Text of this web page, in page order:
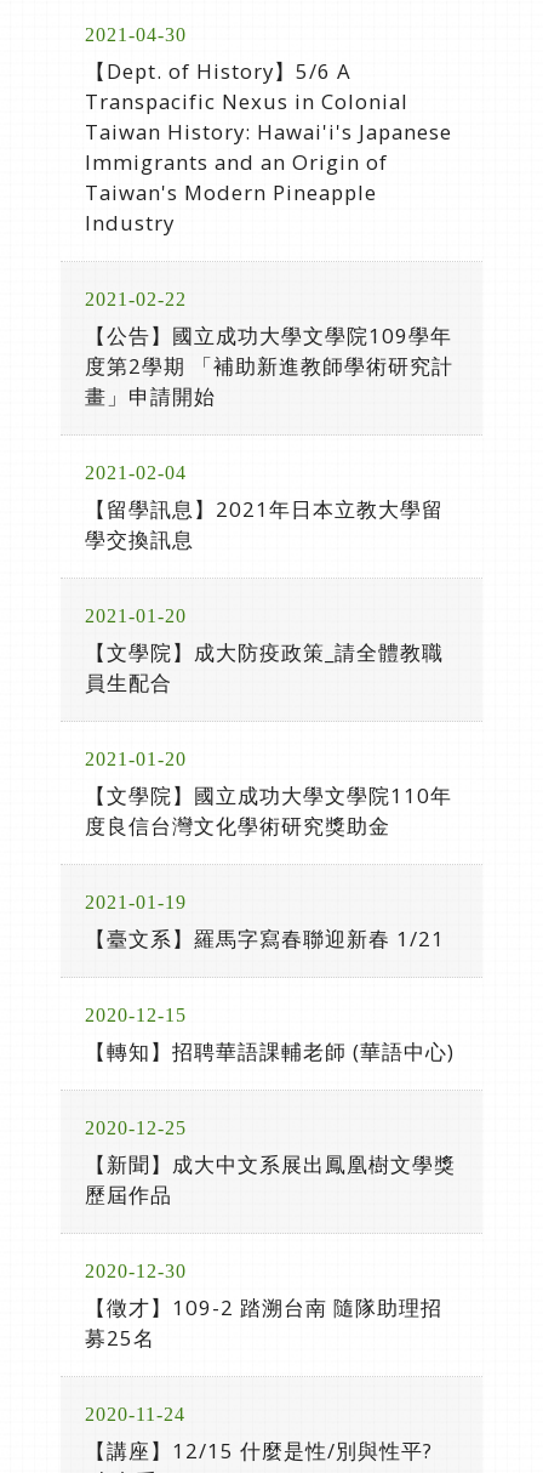
2021-04-30
【Dept. of History】5/6 A
Transpacific Nexus in Colonial
Taiwan History: Hawai'i's Japanese
Immigrants and an Origin of
Taiwan's Modern Pineapple
Industry
2021-02-22
【公告】國立成功大學文學院109學年
度第2學期 「補助新進教師學術研究計
畫」申請開始
2021-02-04
【留學訊息】2021年日本立教大學留
學交換訊息
2021-01-20
【文學院】成大防疫政策_請全體教職
員生配合
2021-01-20
【文學院】國立成功大學文學院110年
度良信台灣文化學術研究獎助金
2021-01-19
【臺文系】羅馬字寫春聯迎新春 1/21
2020-12-15
【轉知】招聘華語課輔老師 (華語中心)
2020-12-25
【新聞】成大中文系展出鳳凰樹文學獎
歷屆作品
2020-12-30
【徵才】109-2 踏溯台南 隨隊助理招
募25名
2020-11-24
【講座】12/15 什麼是性/別與性平?